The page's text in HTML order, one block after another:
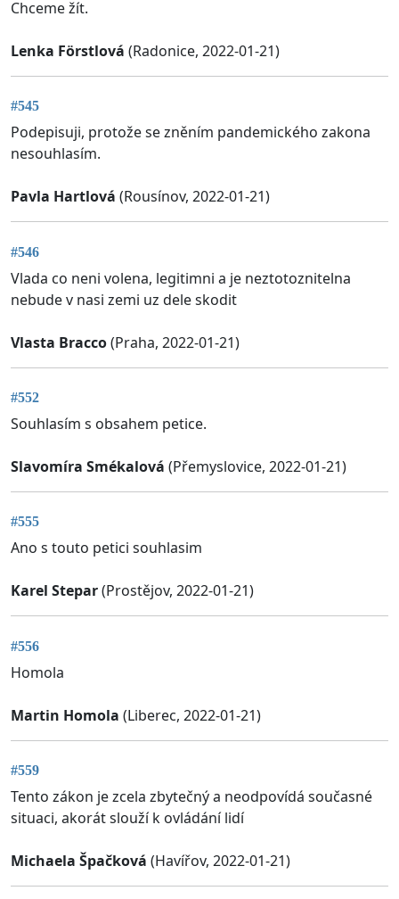
Chceme žít.
Lenka Förstlová (Radonice, 2022-01-21)
#545
Podepisuji, protože se zněním pandemického zakona
nesouhlasím.
Pavla Hartlová (Rousínov, 2022-01-21)
#546
Vlada co neni volena, legitimni a je neztotoznitelna
nebude v nasi zemi uz dele skodit
Vlasta Bracco(Praha, 2022-01-21)
#552
Souhlasím s obsahem petice.
Slavomíra Smékalová (Přemyslovice, 2022-01-21)
#555
Ano s touto petici souhlasim
Karel Stepar(Prostějov, 2022-01-21)
#556
Homola
Martin Homola (Liberec, 2022-01-21)
#559
Tento zákon je zcela zbytečný a neodpovídá současné
situaci, akorát slouží k ovládání lidí
Michaela Špačková (Havířov, 2022-01-21)